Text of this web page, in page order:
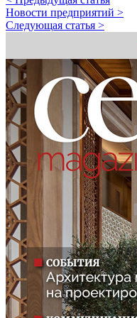
Новости предприятий >
Следующая статья >